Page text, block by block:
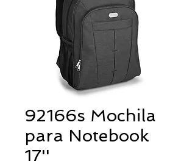
92166s Mochila
para Notebook
17''